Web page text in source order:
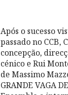
Após o sucesso
passado no
concepção,
cénico e Rui
de Massimo
GRANDE VAGA